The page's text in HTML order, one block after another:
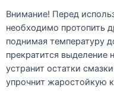
Внимание! Перед
необходимо протопить
поднимая температуру
прекратится выделение
устранит остатки
упрочнит жаростойкую